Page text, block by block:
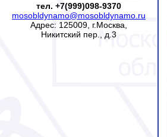
тел. +7(999)098-9370
mosobldynamo@mosobldynamo.ru
Адрес: 125009, г.Москва,
Никитский пер., д.3